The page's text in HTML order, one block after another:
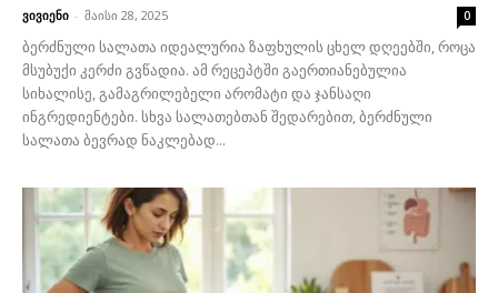
ვივიენი - მაისი 28, 2025 0
ბერძნული სალათა იდეალურია ზაფხულის ცხელ დღეებში, როცა
მსუბუქი კერძი გვწადია. ამ რეცეპტში გაერთიანებულია
სიხალისე, გამაგრილებელი არომატი და ჯანსაღი
ინგრედიენტები. სხვა სალათებთან შედარებით, ბერძნული
სალათა ბევრად ნაკლებად...